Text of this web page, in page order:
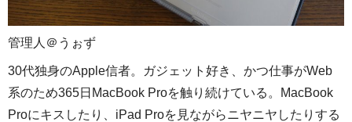
管理人＠うぉず
30代独身のApple信者。ガジェット好き、かつ仕事がWeb
系のため365日MacBook Proを触り続けている。MacBook
Proにキスしたり、iPad Proを見ながらニヤニヤしたりする